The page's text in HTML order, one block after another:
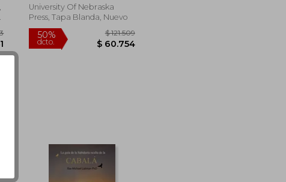
Deuteronomy (en
Inglés)
University Of Nebraska
Press, Tapa Blanda, Nuevo